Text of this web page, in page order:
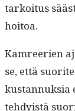
tarkoi­tus
hoitoa.
Kam­ree­rien
se, että
kus­tan­nuk­sia
tehdy­istä